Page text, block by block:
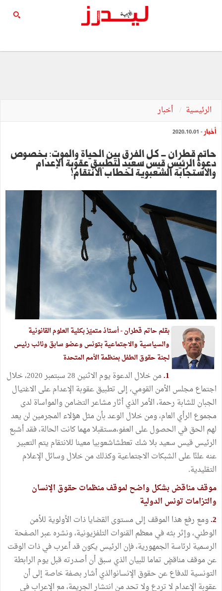
الرئيسية أخبار
أخبار - 2020.10.01
حاتم قطران - كل الفرق بين الحياة والموت: بخصوص
دعوة الرئيس قيس سعيد لتطبيق عقوبة الإعدام
والاستجابة الشعبوية لخطاب الانتقام!
بقلم حاتم قطران - أستاذ متميّز بكلية العلوم القانونية
والسياسية والاجتماعية بتونس وعضو سابق ونائب رئيس
لجنة حقوق الطفل بمنظمة الأمم المتحدة
1.
من خلال الدعوة يوم الاثنين 28 سبتمبر 2020، خلال
اجتماع مجلس الأمن القومي، إلى تطبيق عقوبة الإعدام على الاغتيال
الجبان للشابة رحمة، الأمر الذي أثار مشاعر التضامن والمواساة لدى
مجموع الرأي العام، ومن خلال الوعد بأن مثل هؤلاء المجرمين لن يعد
لهم الحق في الحصول على العفو،مستقبلا مهما كانت الحالة، فقد أشبع
الرئيس قيس سعيد بلا شك تعطشاشعوبيا معينا للانتقام يتم التعبير
عنه علنًا على الشبكات الاجتماعية وكذلك من خلال وسائل الإعلام
التقليدية.
موقف مناقض بشكل واضح لموقف منظمات حقوق الإنسان
والتزامات تونس الدولية
2. ومع رفع هذا الموقف إلى مستوى القضايا ذات الأولوية للأمن
الوطني، وإثر بثه في معظم القنوات التلفزيونية، ونشره عبر الصفحة
الرسمية لرئاسة الجمهورية، فإن الرئيس يكون قد أعرب في ذات الوقت
عن موقف مناقضٍ تماما للبيان الذي سبق أن أصدرته قبل يوم الرابطة
التونسية للدفاع عن حقوق الإنسانوالذي أشار بصفة خاصة إلى أن
عقوبة الإعدام لا تردع ولا تحد من انتشار الجريمة، مع الإعراب في